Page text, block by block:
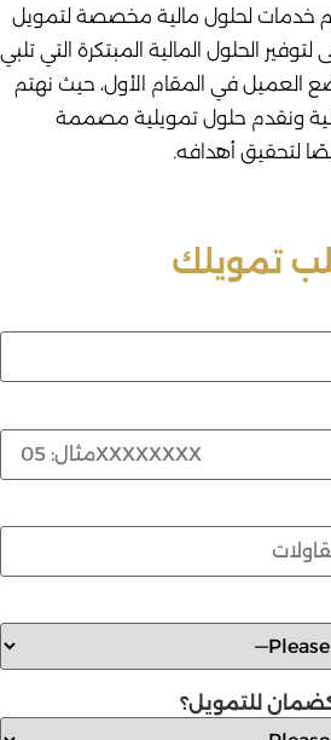
خدمات لحلول مالية مخصصة لتمويل
الحلول المالية المبتكرة التي تلبي
العميل في المقام الأول، حيث نهتم
ونقدم حلول تمويلية مصممة
لتحقيق أهدافه.
تمويلك
للتمويل؟